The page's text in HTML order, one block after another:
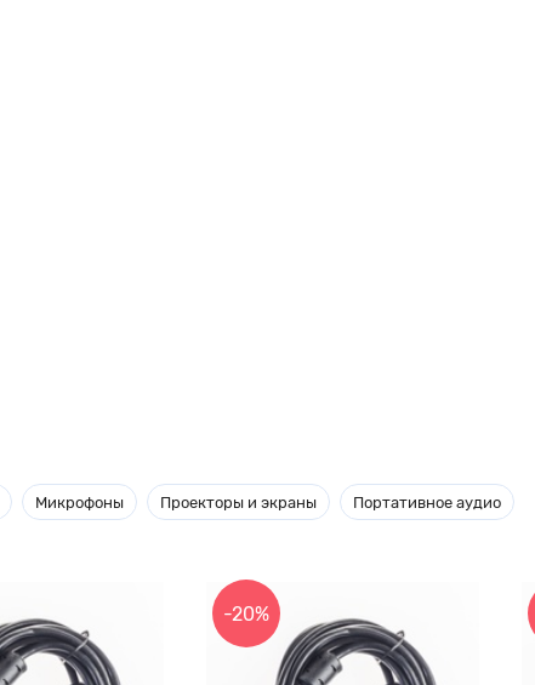
Микрофоны Проекторы и экраны Портативное аудио
-20%